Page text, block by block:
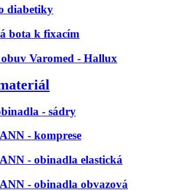
diabetiky
bota k fixacím
obuv Varomed - Hallux
- sádry
- komprese
- obinadla elastická
- obinadla obvazová